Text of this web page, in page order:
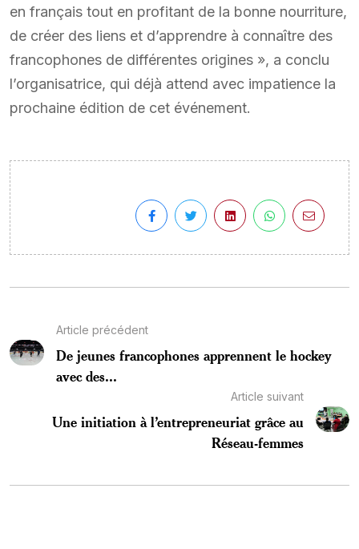
en français tout en profitant de la bonne nourriture,
de créer des liens et d’apprendre à connaître des
francophones de différentes origines », a conclu
l’organisatrice, qui déjà attend avec impatience la
prochaine édition de cet événement.
Article précédent
De jeunes francophones apprennent le hockey
avec des...
Article suivant
Une initiation à l’entrepreneuriat grâce au
Réseau-femmes